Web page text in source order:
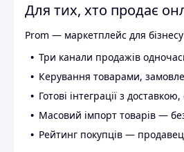
Для тих, хто продає
Prom — маркетплейс для
Три канали продажів
Керування товарами,
Готові інтеграції з
Масовий імпорт товарів —
Рейтинг покупців —